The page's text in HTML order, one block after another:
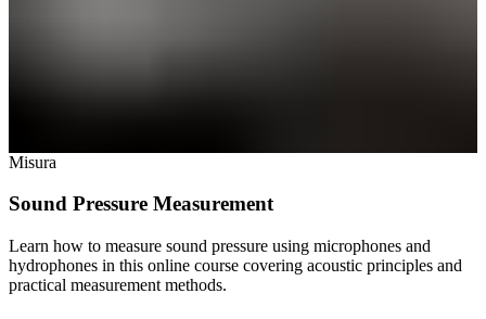
Misura
Sound Pressure Measurement
Learn how to measure sound pressure using microphones and
hydrophones in this online course covering acoustic principles and
practical measurement methods.